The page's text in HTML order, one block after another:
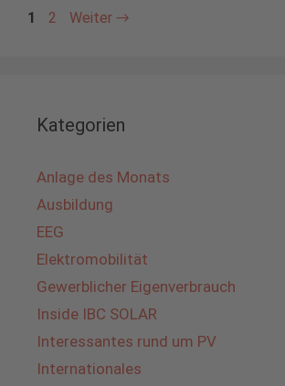
Seite
1 Seite
2 Weiter →
Kategorien
Anlage des Monats
Ausbildung
EEG
Elektromobilität
Gewerblicher Eigenverbrauch
Inside IBC SOLAR
Interessantes rund um PV
Internationales